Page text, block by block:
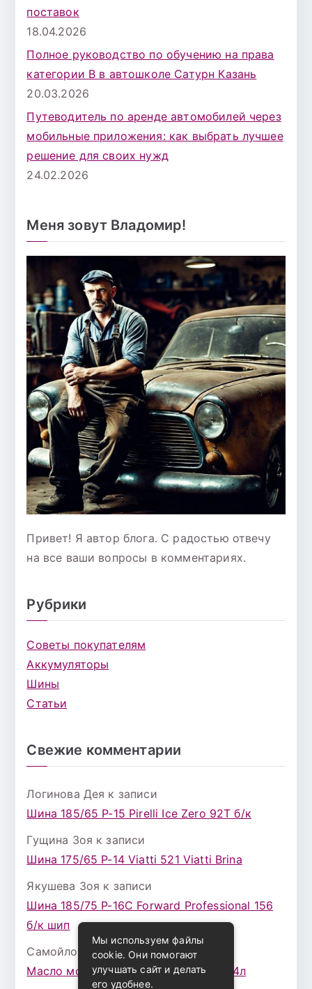
поставок
18.04.2026
Полное руководство по обучению на права
категории B в автошколе Сатурн Казань
20.03.2026
Путеводитель по аренде автомобилей через
мобильные приложения: как выбрать лучшее
решение для своих нужд
24.02.2026
Меня зовут Владомир!
Привет! Я автор блога. С радостью отвечу
на все ваши вопросы в комментариях.
Рубрики
Советы покупателям
Аккумуляторы
Шины
Статьи
Свежие комментарии
Логинова Дея к записи
Шина 185/65 Р-15 Pirelli Ice Zero 92T б/к
Гущина Зоя к записи
Шина 175/65 Р-14 Viatti 521 Viatti Brina
Якушева Зоя к записи
Шина 185/75 Р-16С Forward Professional 156
б/к шип
Самойлова Забавак записи
Масло моторное ZIC X7 (A+) 10W30 4л
Мы используем файлы
cookie. Они помогают
улучшать сайт и делать
его удобнее.